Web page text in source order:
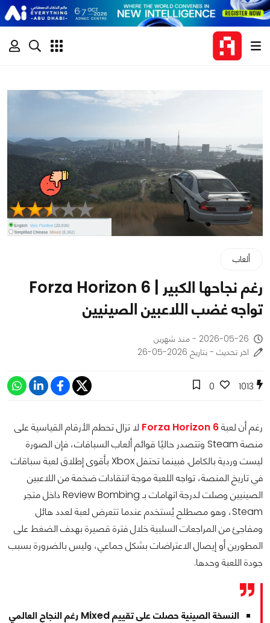
ألعاب
رغم نجاحها الكبير | Forza Horizon 6
تواجه غضب اللاعبين الصينيين
2026-05-26 - منذ شهرين
اخر تحديث - بتاريخ 2026-05-26
1013
0
رغم أن لعبةForza Horizon 6 لا تزال تحطم الأرقام القياسية على
منصة Steam وتتصدر حاليًا قوائم ألعاب السباقات، فإن الصورة
ليست وردية بالكامل. فبينما تحتفل Xbox بأقوى إطلاق لعبة سباقات
في تاريخ المنصة، تواجه اللعبة موجة انتقادات ضخمة من اللاعبين
الصينيين وصلت لدرجة اتهامات بـ Review Bombing داخل متجر
Steam، وهو مصطلح يُستخدم عندما تتعرض لعبة لعدد هائل
ومفاجئ من المراجعات السلبية خلال فترة قصيرة بهدف الضغط على
المطورين أو إيصال الاعتراضات بشكل جماعي، وليس بالضرورة بسبب
جودة اللعبة وحدها.
النسخة الصينية حصلت على تقييم Mixed رغم النجاح العالمي